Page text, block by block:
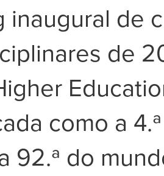
inaugural de
de
como a
92.ª do